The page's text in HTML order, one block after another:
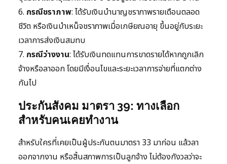
6. กรณีชราภาพ: ได้รับเงินบำนาญชราภาพรายเดือนตลอด
ชีวิต หรือเงินบำเหน็จชราภาพเมื่อเกษียณอายุ ขึ้นอยู่กับระยะ
เวลาการส่งเงินสมทบ
7. กรณีว่างงาน: ได้รับเงินทดแทนการขาดรายได้หากถูกเลิก
จ้างหรือลาออก โดยมีเงื่อนไขและระยะเวลาการจ่ายที่แตกต่าง
กันไป
ประกันสังคม มาตรา 39: ทางเลือก
สำหรับคนเคยทำงาน
สำหรับใครที่เคยเป็นผู้ประกันตนมาตรา 33 มาก่อน แล้วลา
ออกจากงาน หรือสิ้นสภาพการเป็นลูกจ้าง ไม่ต้องกังวลว่าจะ